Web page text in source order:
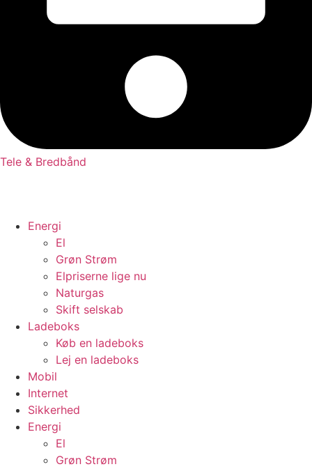
Tele & Bredbånd
Energi
El
Grøn Strøm
Elpriserne lige nu
Naturgas
Skift selskab
Ladeboks
Køb en ladeboks
Lej en ladeboks
Mobil
Internet
Sikkerhed
Energi
El
Grøn Strøm